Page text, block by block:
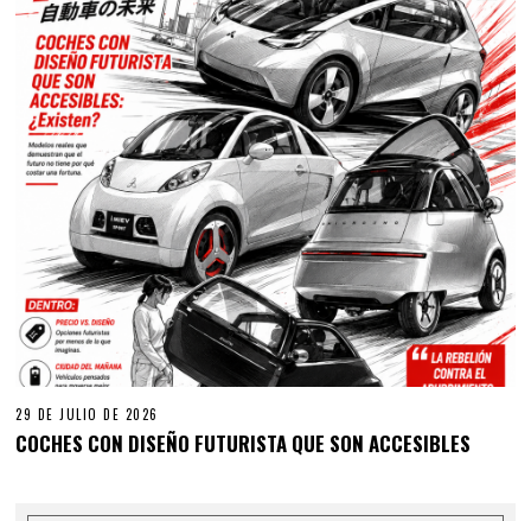
29 DE JULIO DE 2026
COCHES CON DISEÑO FUTURISTA QUE SON ACCESIBLES